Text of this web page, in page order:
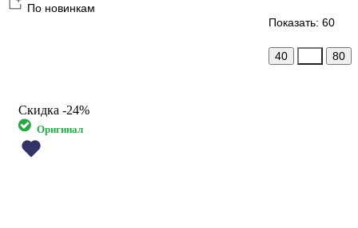
По новинкам
Показать: 60
40 80
Скидка -24%
Оригинал